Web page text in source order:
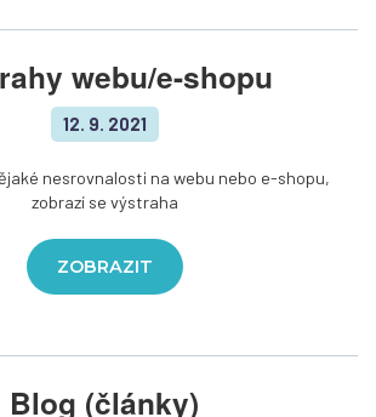
webu/e-shopu
12. 9. 2021
nesrovnalosti na webu nebo e-shopu,
zobrazí se výstraha
ZOBRAZIT
Blog (články)